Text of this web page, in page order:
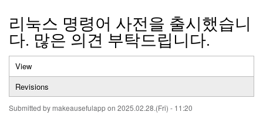
리눅스 명령어 사전을 출시했습니
다. 많은 의견 부탁드립니다.
Primary
tabs
View
tab)
Revisions
Submitted by makeausefulappon 2025.02.28.(Fri) - 11:20